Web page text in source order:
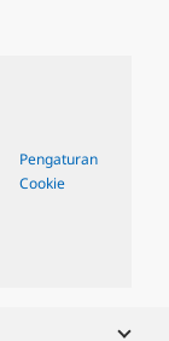
Pengaturan
Cookie